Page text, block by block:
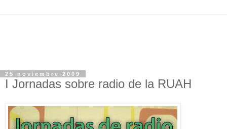
25 noviembre 2009
I Jornadas sobre radio de la RUAH